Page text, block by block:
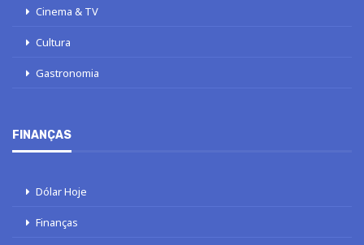
Cinema & TV
Cultura
Gastronomia
FINANÇAS
Dólar Hoje
Finanças